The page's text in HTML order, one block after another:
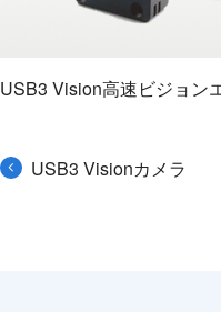
USB3 Vision高速ビジョン
USB3 Visionカメラ